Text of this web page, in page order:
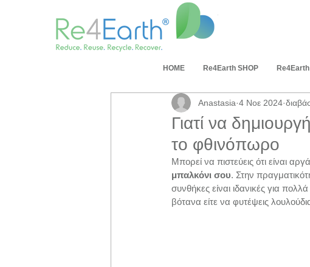
ΗΟΜΕ Re4Earth SHOP
Γιατί να
το φθινόπωρο
Anastasia 4 Νοε 2024
Μπορεί να πιστεύεις ότι είναι
μπαλκόνι σου. Στην
συνθήκες είναι ιδανικές για
βότανα είτε να φυτέψεις